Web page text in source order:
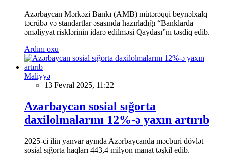
Azərbaycan Mərkəzi Bankı (AMB) mütərəqqi beynəlxalq
təcrübə və standartlar əsasında hazırladığı “Banklarda
əməliyyat risklərinin idarə edilməsi Qaydası”nı təsdiq edib.
Ardını oxu
Maliyyə
13 Fevral 2025, 11:22
Azərbaycan sosial sığorta
daxilolmalarını 12%-ə yaxın artırıb
2025-ci ilin yanvar ayında Azərbaycanda məcburi dövlət
sosial sığorta haqları 443,4 milyon manat təşkil edib.